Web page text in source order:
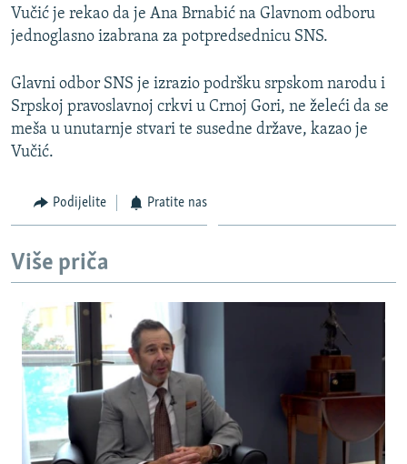
Vučić je rekao da je Ana Brnabić na Glavnom odboru
jednoglasno izabrana za potpredsednicu SNS.
Glavni odbor SNS je izrazio podršku srpskom narodu i
Srpskoj pravoslavnoj crkvi u Crnoj Gori, ne želeći da se
meša u unutarnje stvari te susedne države, kazao je
Vučić.
Podijelite Pratite nas
Više priča